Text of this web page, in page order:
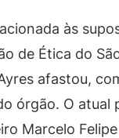
às
de Ética do
afastou,
órgão. O atual
Marcelo